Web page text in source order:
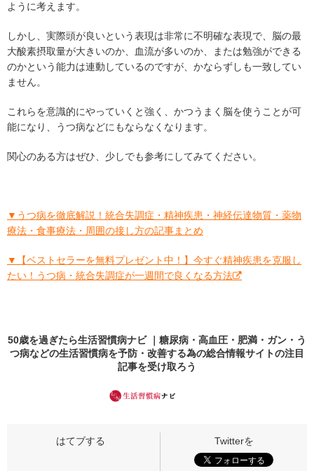
ように考えます。
しかし、実際頭が良いという表現は非常に不明確な表現で、脳の最
大酸素摂取量が大きいのか、血流が多いのか、または勉強ができる
のかという能力は連動しているのですが、かならずしも一致してい
ません。
これらを意識的にやっていくと強く、かつうまく脳を使うことが可
能になり、うつ病などにもならなくなります。
関心のある方はぜひ、少しでも参考にしてみてください。
▼うつ病を徹底解説！統合失調症・精神疾患・神経伝達物質・薬物
療法・食事療法・周囲の接し方の記事まとめ
▼【ベストセラーを無料プレゼント中！】今すぐ精神疾患を克服し
たい！うつ病・統合失調症が一週間で良くなる方法
50歳を過ぎたら生活習慣病ナビ ｜糖尿病・高血圧・肥満・ガン・う
つ病などの生活習慣病を予防・改善する為の総合情報サイトの注目
記事を受け取ろう